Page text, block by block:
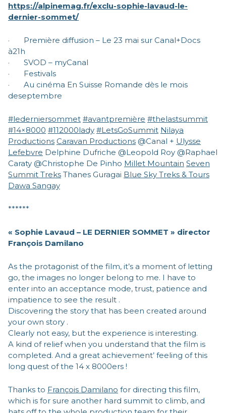
https://alpinemag.fr/exclu-sophie-lavaud-le-
dernier-sommet/
· Première diffusion – Le 23 mai sur Canal+Docs
à21h
· SVOD – myCanal
· Festivals
· Au cinéma En Suisse Romande dès le mois
deseptembre
#lederniersommet #avantpremière #thelastsummit
#14×8000 #112000lady #LetsGoSummit Nilaya
Productions Caravan Productions @Canal + Ulysse
Lefebvre Delphine Dufriche @Leopold Roy @Raphael
Caraty @Christophe De Pinho Millet Mountain Seven
Summit Treks Thanes Guragai Blue Sky Treks & Tours
Dawa Sangay
******
« Sophie Lavaud – LE DERNIER SOMMET » director
François Damilano
As the protagonist of the film, it’s a moment of letting
go, the images no longer belong to me. I have to
enter into an acceptance mode, trust, patience and
impatience to see the result .
Discovering the story that has been created around
your own story .
Clearly not easy, but the experience is interesting.
A kind of relief when you understand that the film is
completed. And a great achievement’ feeling of this
long quest of the 14 x 8000ers !
Thanks to François Damilano for directing this film,
which is for sure another hard summit to climb, and